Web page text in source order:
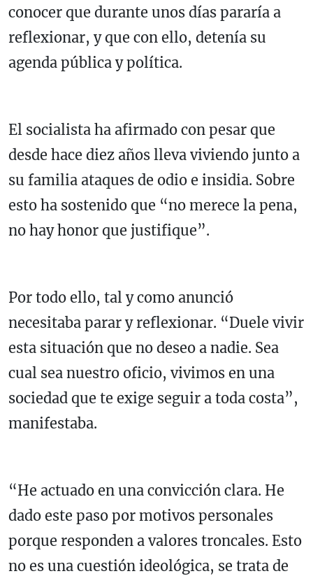
conocer que durante unos días pararía a
reflexionar, y que con ello, detenía su
agenda pública y política.
El socialista ha afirmado con pesar que
desde hace diez años lleva viviendo junto a
su familia ataques de odio e insidia. Sobre
esto ha sostenido que “no merece la pena,
no hay honor que justifique”.
Por todo ello, tal y como anunció
necesitaba parar y reflexionar. “Duele vivir
esta situación que no deseo a nadie. Sea
cual sea nuestro oficio, vivimos en una
sociedad que te exige seguir a toda costa”,
manifestaba.
“He actuado en una convicción clara. He
dado este paso por motivos personales
porque responden a valores troncales. Esto
no es una cuestión ideológica, se trata de